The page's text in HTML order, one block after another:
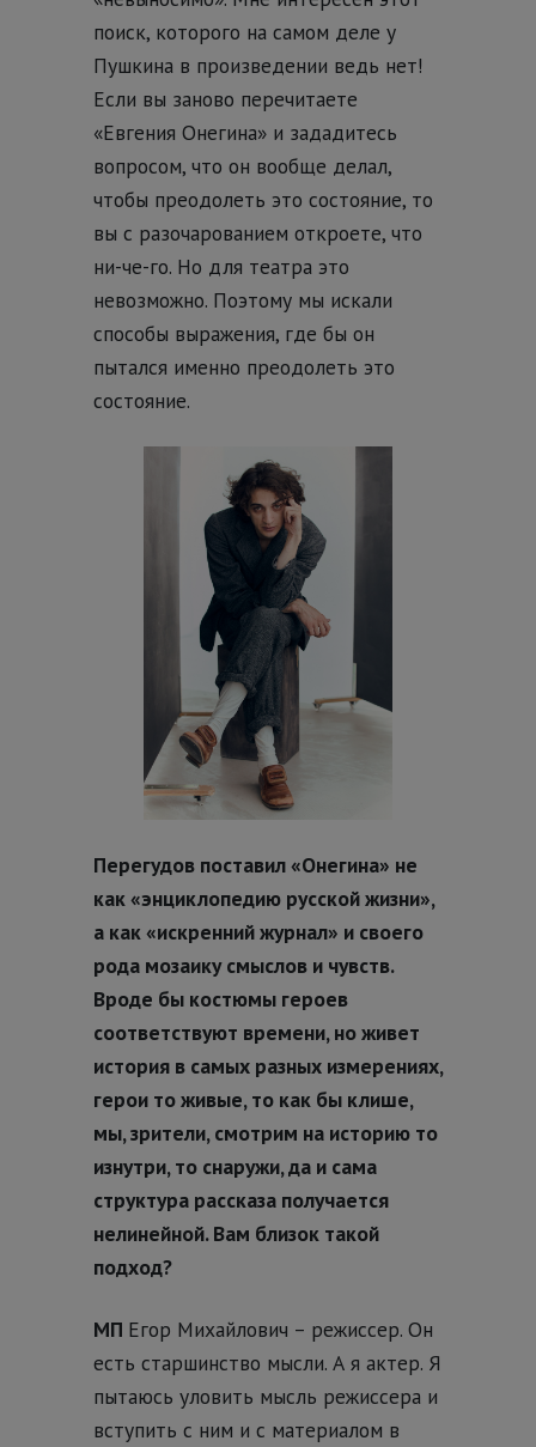
поиск, которого на самом деле у
Пушкина в произведении ведь нет!
Если вы заново перечитаете
«Евгения Онегина» и зададитесь
вопросом, что он вообще делал,
чтобы преодолеть это состояние, то
вы с разочарованием откроете, что
ни-че-го. Но для театра это
невозможно. Поэтому мы искали
способы выражения, где бы он
пытался именно преодолеть это
состояние.
Перегудов поставил «Онегина» не
как «энциклопедию русской жизни»,
а как «искренний журнал» и своего
рода мозаику смыслов и чувств.
Вроде бы костюмы героев
соответствуют времени, но живет
история в самых разных измерениях,
герои то живые, то как бы клише,
мы, зрители, смотрим на историю то
изнутри, то снаружи, да и сама
структура рассказа получается
нелинейной. Вам близок такой
подход?
МП Егор Михайлович – режиссер. Он
есть старшинство мысли. А я актер. Я
пытаюсь уловить мысль режиссера и
вступить с ним и с материалом в